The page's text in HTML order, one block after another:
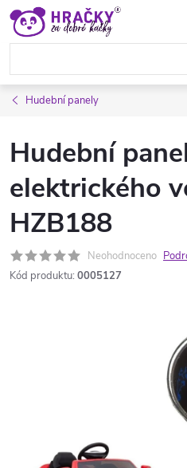
Přejít
obsah
Hudební panely
Hudební
elektrického
HZB188
Neohodnoceno
Kód produktu: 0005127